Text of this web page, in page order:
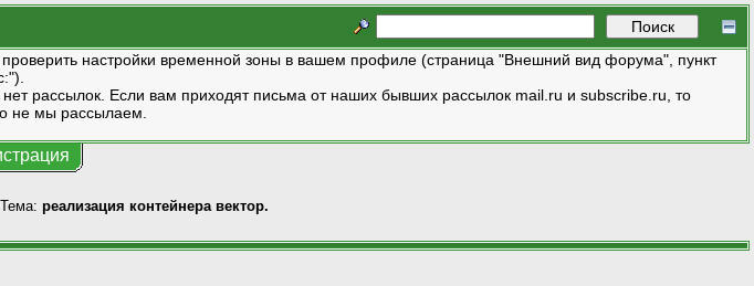
настройки временной зоны в вашем профиле (страница "Внешний вид форума", пункт
рассылок. Если вам приходят письма от наших бывших рассылок mail.ru и subscribe.ru, то
не мы рассылаем.
реализация контейнера вектор.